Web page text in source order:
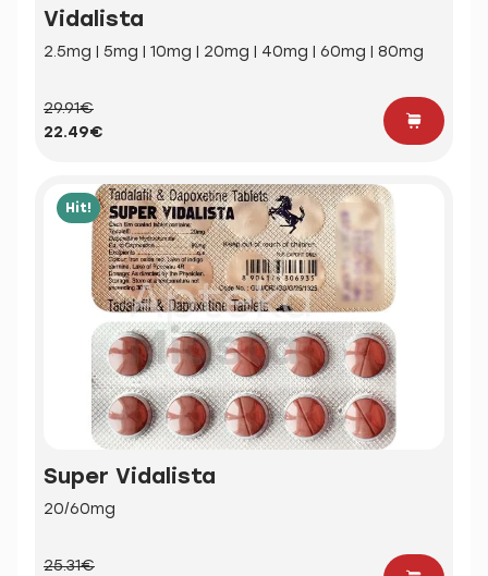
Vidalista
2.5mg | 5mg | 10mg | 20mg | 40mg | 60mg | 80mg
29.91€
22.49€
Hit!
Super Vidalista
20/60mg
25.31€